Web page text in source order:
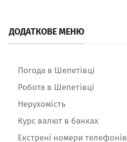
ДОДАТКОВЕ МЕНЮ
Погода в Шепетівці
Робота в Шепетівці
Нерухомість
Курс валют в банках
Екстрені номери телефонів